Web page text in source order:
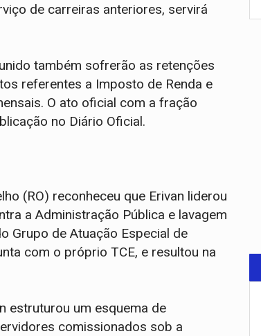
de carreiras anteriores, servirá
também sofrerão as retenções
referentes a Imposto de Renda e
O ato oficial com a fração
no Diário Oficial.
(RO) reconheceu que Erivan liderou
a Administração Pública e lavagem
Grupo de Atuação Especial de
com o próprio TCE, e resultou na
estruturou um esquema de
comissionados sob a